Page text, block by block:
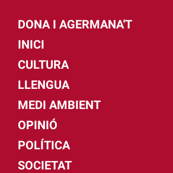
DONA I AGERMANA'T
INICI
CULTURA
LLENGUA
MEDI AMBIENT
OPINIÓ
POLÍTICA
SOCIETAT